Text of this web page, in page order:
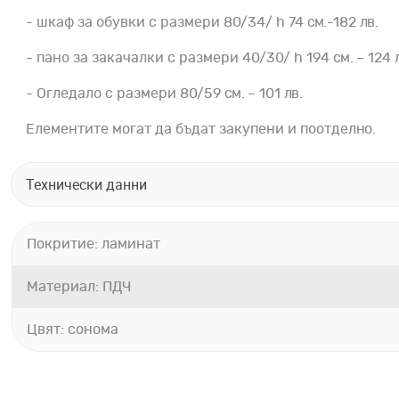
- шкаф за обувки с размери 80/34/ h 74 см.-182 лв.
- пано за закачалки с размери 40/30/ h 194 см. – 124
- Огледало с размери 80/59 см. – 101 лв.
Елементите могат да бъдат закупени и поотделно.
Технически данни
Покритие: ламинат
Материал: ПДЧ
Цвят: сонома